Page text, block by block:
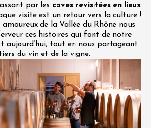
par les caves revisitées en lieux
visite est un retour vers la culture !
amoureux de la Vallée du Rhône nous
ces histoires qui font de notre
aujourd’hui, tout en nous partageant
du vin et de la vigne.